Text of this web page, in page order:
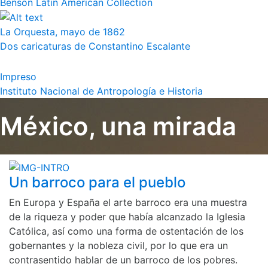
La Orquesta, mayo de 1862
Dos caricaturas de Constantino Escalante
Impreso
Instituto Nacional de Antropología e Historia
México, una mirada
Un barroco para el pueblo
En Europa y España el arte barroco era una muestra
de la riqueza y poder que había alcanzado la Iglesia
Católica, así como una forma de ostentación de los
gobernantes y la nobleza civil, por lo que era un
contrasentido hablar de un barroco de los pobres.